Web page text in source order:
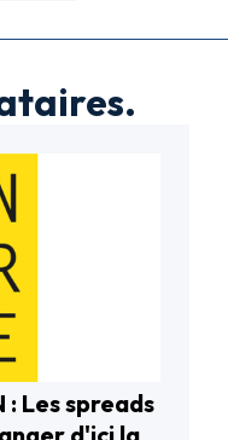
: Les spreads